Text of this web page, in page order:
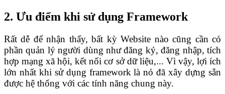
2. Ưu điểm khi sử dụng Framework
Rất dễ để nhận thấy, bất kỳ Website nào cũng cần có
phần quản lý người dùng như đăng ký, đăng nhập, tích
hợp mạng xã hội, kết nối cơ sở dữ liệu,... Vì vậy, lợi ích
lớn nhất khi sử dụng framework là nó đã xây dựng sẵn
được hệ thống với các tính năng chung này.